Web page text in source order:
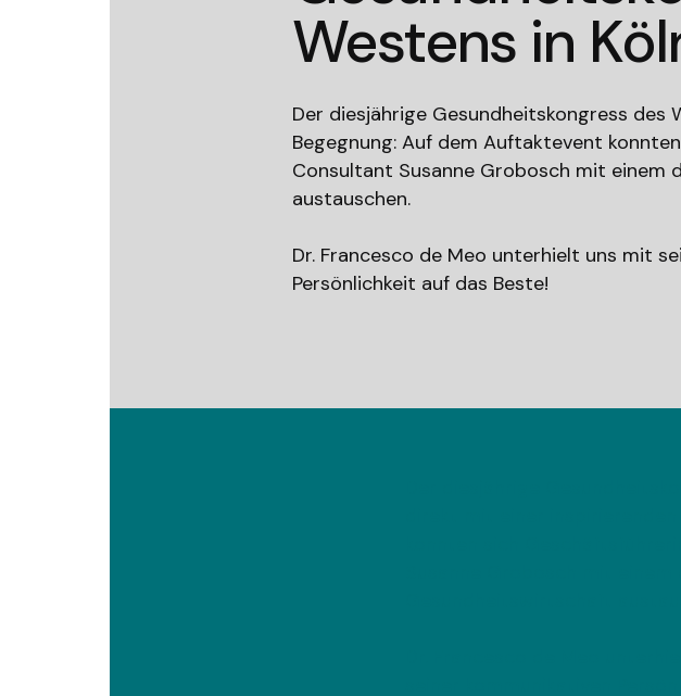
Westens in
Der diesjährige Gesundheitskongress
Begegnung: Auf dem Auftaktevent
Consultant Susanne Grobosch mit
austauschen.
Dr. Francesco de Meo unterhielt uns mit
Persönlichkeit auf das Beste!